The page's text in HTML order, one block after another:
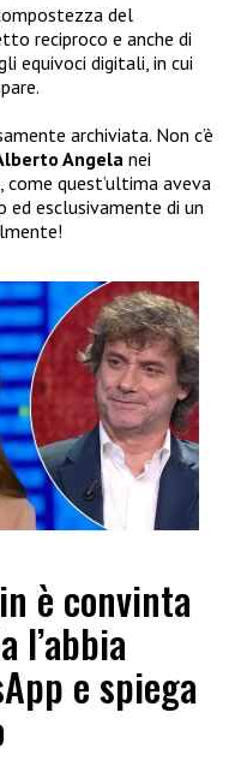
del
reciproco e anche di
equivoci digitali, in cui
archiviata. Non c’è
Angela nei
, come quest’ultima aveva
esclusivamente di un
è convinta
l’abbia
e spiega